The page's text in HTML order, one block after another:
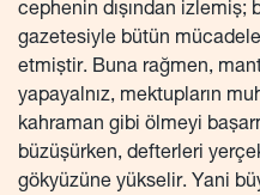
cephenin dışından izlemiş;
gazetesiyle bütün
etmiştir. Buna rağmen,
yapayalnız, mektupların
kahraman gibi ölmeyi
büzüşürken, defterleri
gökyüzüne yükselir. Yani